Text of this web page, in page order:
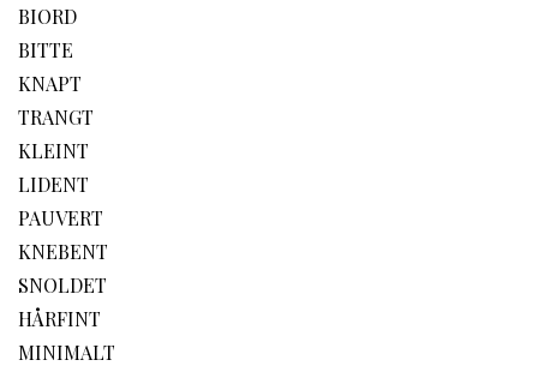
BIORD
BITTE
KNAPT
TRANGT
KLEINT
LIDENT
PAUVERT
KNEBENT
SNOLDET
HÅRFINT
MINIMALT